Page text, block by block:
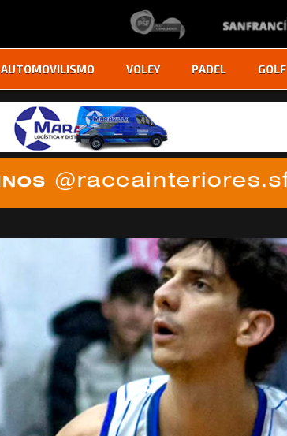
AUTOMOVILISMO VOLEY PADEL GOLF